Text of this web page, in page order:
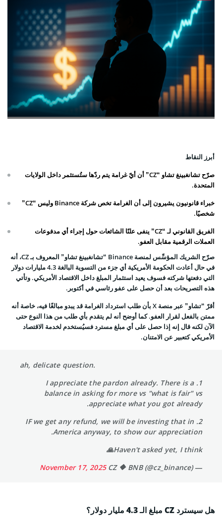
أبرز النقاط
صرّح تشانغبينغ تشاو “CZ” أن أيّ غرامة يتم ردّها ستُستثمر داخل الولايات
المتحدة.
خبراء قانونيون يشيرون إلى أن الغرامة تخص شركة Binance وليس “CZ”
شخصيًا.
الفريق القانوني لـ “CZ” ينفى علنًا الشائعات حول إجراء أي مدفوعات
العملات الرقمية مقابل العفو.
صرّح الشريك المؤسِّس لمنصة Binance “تشانغبينغ تشاو” المعروف بـ CZ، أنه
في حال أعادت الحكومة الأمريكية أي جزء من التسوية البالغة 4.3 مليارات دولار
التي دفعتها شركته فسوف يعيد استثمار المبلغ داخل الاقتصاد الأمريكي. وتأتي
هذه التصريحات بعد أن حصل على عفو رئاسي في أكتوبر.
أقرّ “تشاو” عبر منصة X بأن طلب استرداد الغرامة قد يبدو مبالغًا فيه، خاصة أنه
ممتن بالفعل لقرار العفو. كما أوضح أنه لم يتقدم بأي طلب من هذا النوع حتى
الآن لكنه قال إنه إذا حصل على أي مبلغ مسترد فسيُستخدم لخدمة الاقتصاد
الأمريكي كتعبير عن الامتنان.
ah, delicate question.
1. I appreciate the pardon already. There is a
balance in asking for more vs "what is fair" vs
appreciate what you got already.
2. IF we get any refund, we will be investing that in
America anyway, to show our appreciation.
Haven't asked yet, I think🙏
— CZ 🔶 BNB (@cz_binance)
November 17, 2025
هل سيسترد CZ مبلغ الـ 4.3 مليار دولار؟